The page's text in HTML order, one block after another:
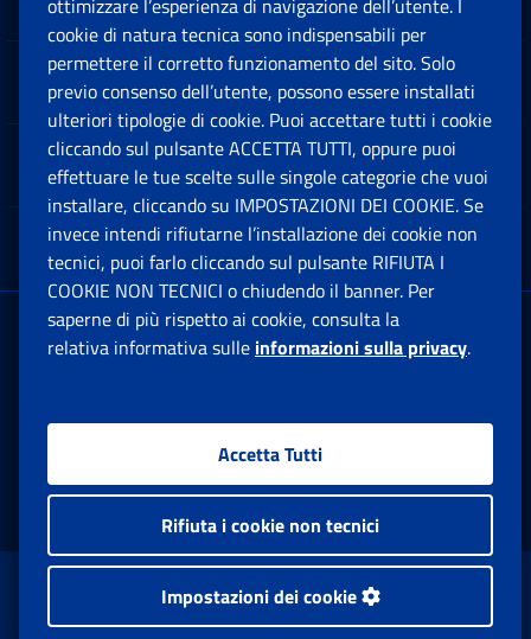
Software
Note Legali
App mobile
Sede Legale : Via Ciro il Grande, 21
00144 Roma
Facebook: Apre una nuova finestra
Twitter: Apre una nuova finestra
Whatsapp: Apre una nuova
Youtube: Apre una
Instagram:
www.inps.gov.it © 1997-2026
Istituto Nazionale Previdenza Sociale.
ottimizzare l’esperienza di navigazione dell’utente. I
cookie di natura tecnica sono indispensabili per
permettere il corretto funzionamento del sito. Solo
previo consenso dell’utente, possono essere installati
ulteriori tipologie di cookie. Puoi accettare tutti i cookie
cliccando sul pulsante ACCETTA TUTTI, oppure puoi
effettuare le tue scelte sulle singole categorie che vuoi
installare, cliccando su IMPOSTAZIONI DEI COOKIE. Se
invece intendi rifiutarne l’installazione dei cookie non
tecnici, puoi farlo cliccando sul pulsante RIFIUTA I
COOKIE NON TECNICI o chiudendo il banner. Per
saperne di più rispetto ai cookie, consulta la
relativa informativa sulle informazioni sulla privacy.
Accetta Tutti
Rifiuta i cookie non tecnici
Impostazioni dei cookie